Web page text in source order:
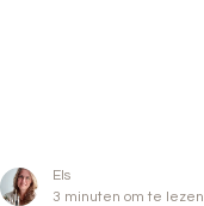
Els
3 minuten om te lezen